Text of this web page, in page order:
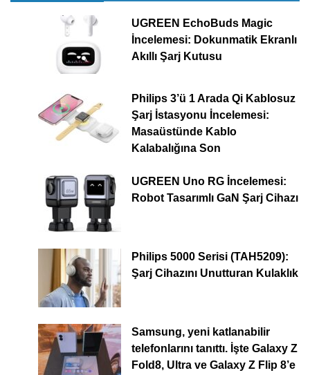
UGREEN EchoBuds Magic
İncelemesi: Dokunmatik Ekranlı
Akıllı Şarj Kutusu
Philips 3’ü 1 Arada Qi Kablosuz
Şarj İstasyonu İncelemesi:
Masaüstünde Kablo
Kalabalığına Son
UGREEN Uno RG İncelemesi:
Robot Tasarımlı GaN Şarj Cihazı
Philips 5000 Serisi (TAH5209):
Şarj Cihazını Unutturan Kulaklık
Samsung, yeni katlanabilir
telefonlarını tanıttı. İşte Galaxy Z
Fold8, Ultra ve Galaxy Z Flip 8’e